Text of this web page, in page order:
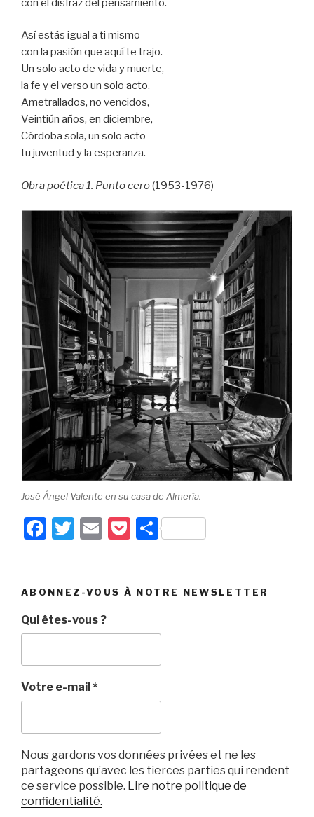
con el disfraz del pensamiento.
Así estás igual a ti mismo
con la pasión que aquí te trajo.
Un solo acto de vida y muerte,
la fe y el verso un solo acto.
Ametrallados, no vencidos,
Veintiún años, en diciembre,
Córdoba sola, un solo acto
tu juventud y la esperanza.
Obra poética 1. Punto cero(1953-1976)
José Ángel Valente en su casa de Almería.
F
e
b
o
o
k
T
er
E
P
k
P
g
ABONNEZ-VOUS À NOTRE NEWSLETTER
Qui êtes-vous ?
Votre e-mail *
Nous gardons vos données privées et ne les
partageons qu’avec les tierces parties qui rendent
ce service possible. Lire notre politique de
confidentialité.